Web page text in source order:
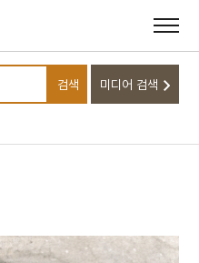
검색어를 입력하세요
검색 미디어 검색